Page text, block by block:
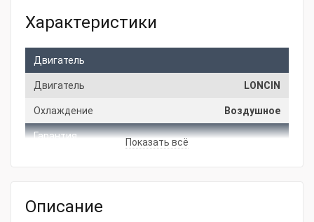
Характеристики
Двигатель
Двигатель LONCIN
Охлаждение Воздушное
Гарантия
Основные характеристики
Показать всё
Описание